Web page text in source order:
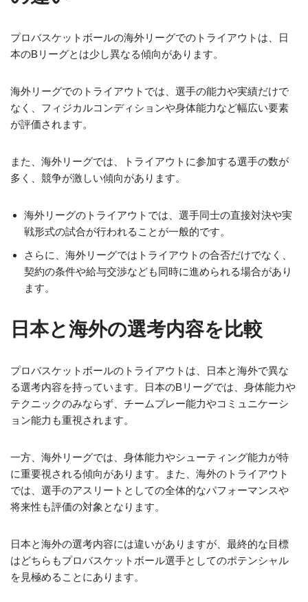
プロバスケットボールの海外リーグでのトライアウトは、日
本のBリーグとは少し異なる傾向があります。
海外リーグでのトライアウトでは、選手の能力や実績だけで
なく、フィジカルコンディションや身体能力など幅広い要素
が評価されます。
また、海外リーグでは、トライアウトに参加する選手の数が
多く、競争が激しい傾向があります。
海外リーグのトライアウトでは、選手同士の直接対決や実
戦形式の試合が行われることが一般的です。
さらに、海外リーグではトライアウトの合否だけでなく、
契約の条件や給与交渉なども同時に進められる場合があり
ます。
日本と海外の選考内容を比較
プロバスケットボールのトライアウトは、日本と海外で異な
る選考内容を持っています。日本のBリーグでは、身体能力や
テクニックのみならず、チームプレー能力やコミュニケーシ
ョン能力も重視されます。
一方、海外リーグでは、身体能力やシューティング能力が特
に重要視される傾向があります。また、海外のトライアウト
では、選手のアスリートとしての全体的なパフォーマンスや
将来性も評価の対象となります。
日本と海外の選考内容には違いがありますが、最終的な目標
はどちらもプロバスケットボール選手としてのポテンシャル
を見極めることにあります。